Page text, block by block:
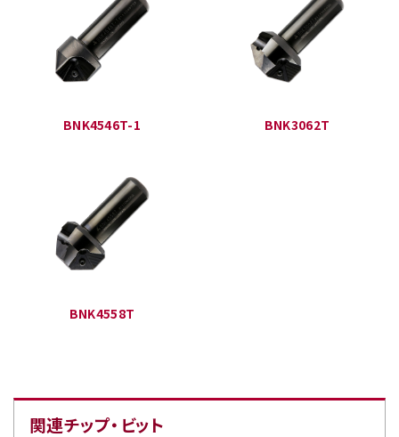
BNK4546T-1 BNK3062T
BNK4558T
関連チップ・ビット